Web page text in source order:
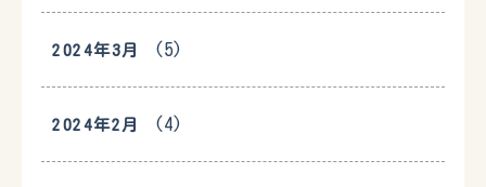
2024年3月 (5)
2024年2月 (4)